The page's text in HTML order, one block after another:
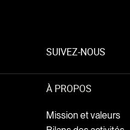
SUIVEZ-NOUS
À PROPOS
Mission et valeurs